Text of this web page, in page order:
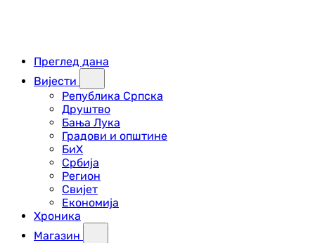
Преглед дана
Вијести
Република Српска
Друштво
Бања Лука
Градови и општине
БиХ
Србија
Регион
Свијет
Економија
Хроника
Магазин